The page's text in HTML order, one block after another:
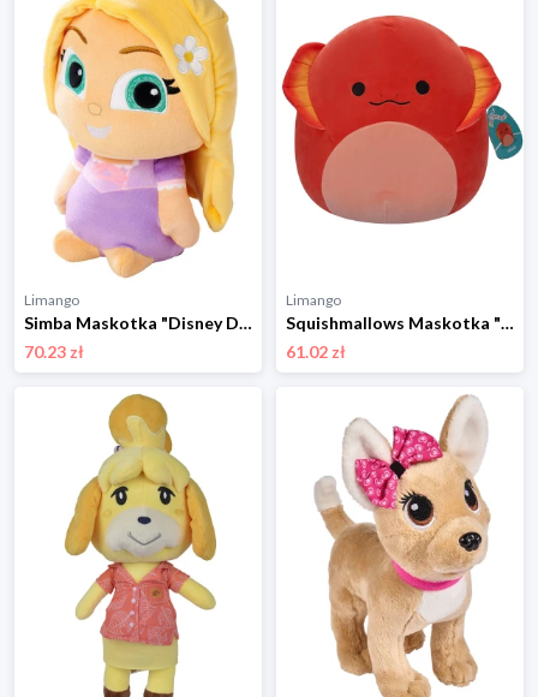
Limango
Simba Maskotka "Disney Doorables Rapunzel" w różnych kolorach - 0+ rozmiar: onesize
70.23 zł
Limango
Squishmallows Maskotka "Maxie" - wys. 31 cm - 0+ rozmiar: onesize
61.02 zł